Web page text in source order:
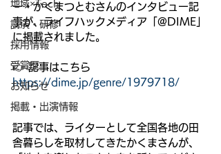
地域×Tech
講演・研修
採用情報
受賞歴
お知らせ
掲載・出演情報
ー・かくまつとむさんのインタビュー記
事が、ライフハックメディア「@DIME」
に掲載されました。
👉 記事はこちら
https://dime.jp/genre/1979718/
記事では、ライターとして全国各地の田
舎暮らしを取材してきたかくまさんが、